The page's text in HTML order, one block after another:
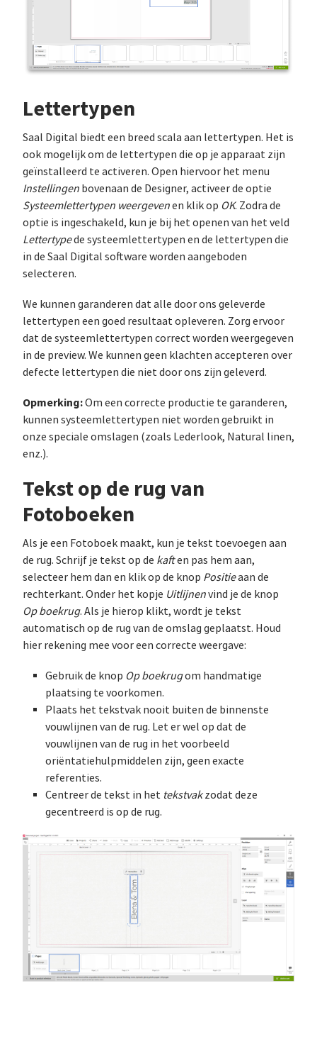
Lettertypen
Saal Digital biedt een breed scala aan lettertypen. Het is
ook mogelijk om de lettertypen die op je apparaat zijn
geïnstalleerd te activeren. Open hiervoor het menu
Instellingen bovenaan de Designer, activeer de optie
Systeemlettertypen weergevenen klik op OK. Zodra de
optie is ingeschakeld, kun je bij het openen van het veld
Lettertypede systeemlettertypen en de lettertypen die
in de Saal Digital software worden aangeboden
selecteren.
We kunnen garanderen dat alle door ons geleverde
lettertypen een goed resultaat opleveren. Zorg ervoor
dat de systeemlettertypen correct worden weergegeven
in de preview. We kunnen geen klachten accepteren over
defecte lettertypen die niet door ons zijn geleverd.
Opmerking:Om een correcte productie te garanderen,
kunnen systeemlettertypen niet worden gebruikt in
onze speciale omslagen (zoals Lederlook, Natural linen,
enz.).
Tekst op de rug van
Fotoboeken
Als je een Fotoboek maakt, kun je tekst toevoegen aan
de rug. Schrijf je tekst op de kaften pas hem aan,
selecteer hem dan en klik op de knop Positieaan de
rechterkant. Onder het kopje Uitlijnenvind je de knop
Op boekrug. Als je hierop klikt, wordt je tekst
automatisch op de rug van de omslag geplaatst. Houd
hier rekening mee voor een correcte weergave:
Gebruik de knop Op boekrugom handmatige
plaatsing te voorkomen.
Plaats het tekstvak nooit buiten de binnenste
vouwlijnen van de rug. Let er wel op dat de
vouwlijnen van de rug in het voorbeeld
oriëntatiehulpmiddelen zijn, geen exacte
referenties.
Centreer de tekst in het tekstvakzodat deze
gecentreerd is op de rug.